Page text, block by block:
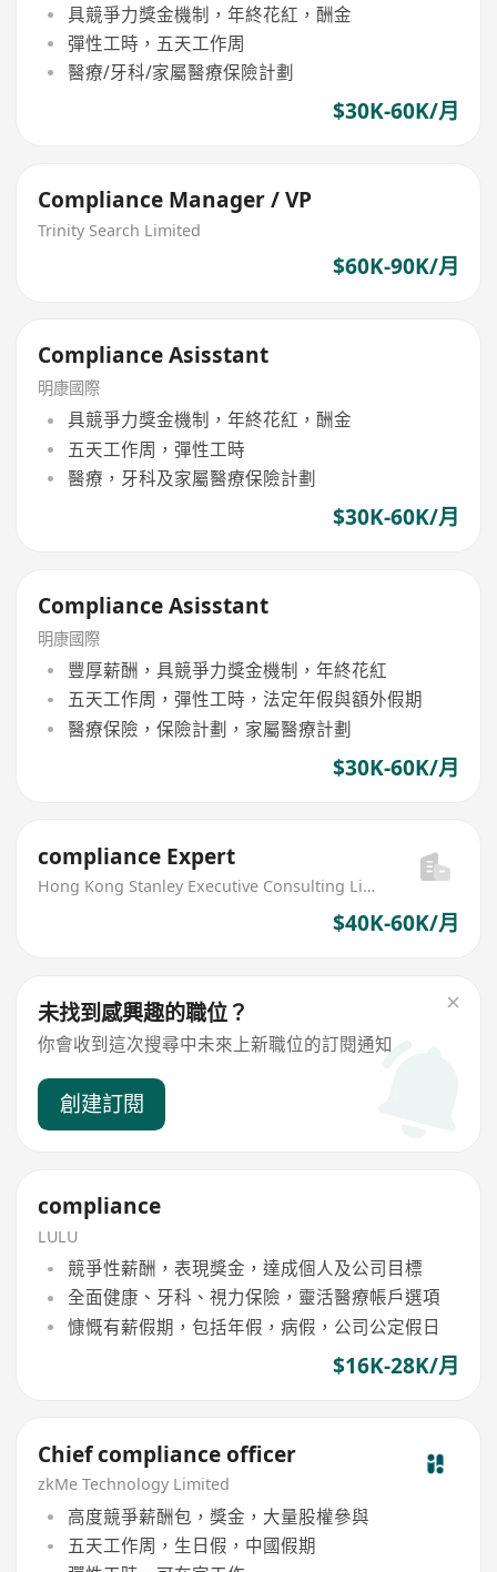
具競爭力獎金機制，年終花紅，酬金
彈性工時，五天工作周
醫療/牙科/家屬醫療保險計劃
$30K-60K/月
Compliance Manager / VP
Trinity Search Limited
$60K-90K/月
Compliance Asisstant
明康國際
具競爭力獎金機制，年終花紅，酬金
五天工作周，彈性工時
醫療，牙科及家屬醫療保險計劃
$30K-60K/月
Compliance Asisstant
明康國際
豐厚薪酬，具競爭力獎金機制，年終花紅
五天工作周，彈性工時，法定年假與額外假期
醫療保險，保險計劃，家屬醫療計劃
$30K-60K/月
compliance Expert
Hong Kong Stanley Executive Consulting Limited
$40K-60K/月
未找到感興趣的職位？
你會收到這次搜尋中未來上新職位的訂閱通知
創建訂閱
compliance
LULU
競爭性薪酬，表現獎金，達成個人及公司目標
全面健康、牙科、視力保險，靈活醫療帳戶選項
慷慨有薪假期，包括年假，病假，公司公定假日
$16K-28K/月
Chief compliance officer
zkMe Technology Limited
高度競爭薪酬包，獎金，大量股權參與
五天工作周，生日假，中國假期